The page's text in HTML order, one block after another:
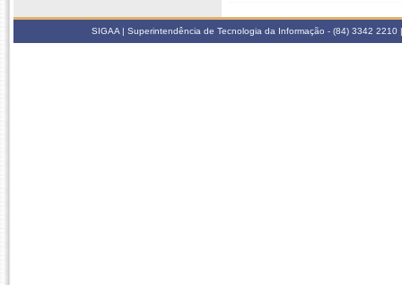
SIGAA | Superintendência de Tecnologia da Informação - (84) 3342